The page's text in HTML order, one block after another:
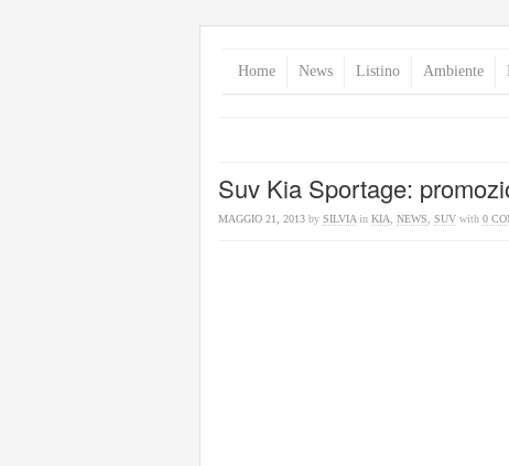
Home News Listino Ambiente
Suv Kia Sportage:
MAGGIO 21, 2013 by SILVIA in KIA NEWS SUV with 0